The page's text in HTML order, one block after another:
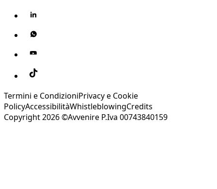
Termini e CondizioniPrivacy e Cookie
PolicyAccessibilitàWhistleblowingCredits
Copyright 2026 ©Avvenire P.Iva 00743840159